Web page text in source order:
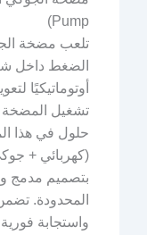
Pump)
تلعب مضخة
الضغط داخل
أوتوماتيكيًا
تشغيل المضخة
بتصميم مدمج
المحدودة.
واستجابة